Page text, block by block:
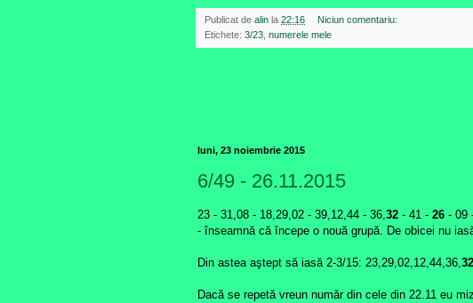
Publicat de alin la 22:16
Niciun comentariu:
Etichete: 3/23 numerele mele
luni, 23 noiembrie 2015
6/49 - 26.11.2015
23 - 31,08 - 18,29,02 - 39,12,44 - 36,32 - 41 - 26 - 09
- înseamnă că începe o nouă grupă. De obicei nu
Din astea aştept să iasă 2-3/15: 23,29,02,12,44,36,32
Dacă se repetă vreun număr din cele din 22.11 eu